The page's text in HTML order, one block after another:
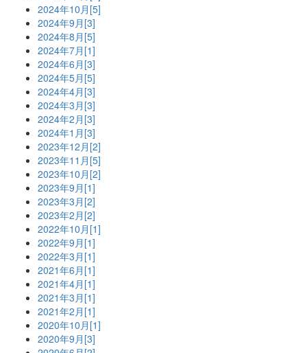
2024年10月[5]
2024年9月[3]
2024年8月[5]
2024年7月[1]
2024年6月[3]
2024年5月[5]
2024年4月[3]
2024年3月[3]
2024年2月[3]
2024年1月[3]
2023年12月[2]
2023年11月[5]
2023年10月[2]
2023年9月[1]
2023年3月[2]
2023年2月[2]
2022年10月[1]
2022年9月[1]
2022年3月[1]
2021年6月[1]
2021年4月[1]
2021年3月[1]
2021年2月[1]
2020年10月[1]
2020年9月[3]